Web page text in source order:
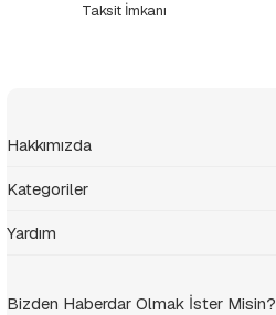
Taksit İmkanı
Hakkımızda
Kategoriler
Yardım
Bizden Haberdar Olmak İster Misin?